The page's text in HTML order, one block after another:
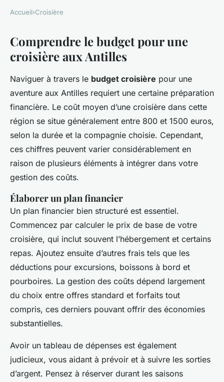
Budget pour une croisière aux
Antilles: comment bien
dépenser
Faustine • 15 mars 2025 7 min de lecture
Accueil›Croisière
Comprendre le budget pour une
croisière aux Antilles
Naviguer à travers le budget croisière pour une
aventure aux Antilles requiert une certaine préparation
financière. Le coût moyen d’une croisière dans cette
région se situe généralement entre 800 et 1500 euros,
selon la durée et la compagnie choisie. Cependant,
ces chiffres peuvent varier considérablement en
raison de plusieurs éléments à intégrer dans votre
gestion des coûts.
Élaborer un plan financier
Un plan financier bien structuré est essentiel.
Commencez par calculer le prix de base de votre
croisière, qui inclut souvent l’hébergement et certains
repas. Ajoutez ensuite d’autres frais tels que les
déductions pour excursions, boissons à bord et
pourboires. La gestion des coûts dépend largement
du choix entre offres standard et forfaits tout
compris, ces derniers pouvant offrir des économies
substantielles.
Avoir un tableau de dépenses est également
judicieux, vous aidant à prévoir et à suivre les sorties
d’argent. Pensez à réserver durant les saisons